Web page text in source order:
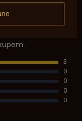
3
0
0
0
0